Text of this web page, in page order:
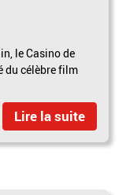
le Casino de
du célèbre film
Lire la suite